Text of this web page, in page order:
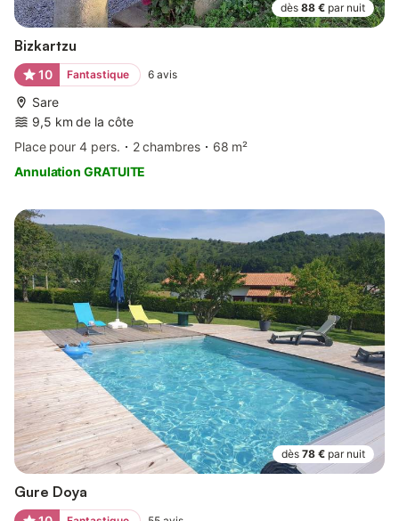
dès 88 € par nuit
Bizkartzu
10 Fantastique 6 avis
Sare
9,5 km de la côte
Place pour 4 pers.
2 chambres
68 m²
Annulation GRATUITE
dès 78 € par nuit
Gure Doya